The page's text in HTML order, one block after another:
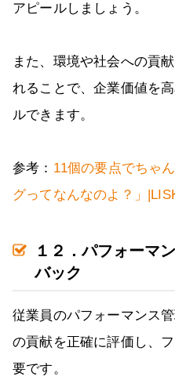
アピールしましょう。
また、環境や社会への貢
れることで、企業価値を
ルできます。
参考： 11個の要点でちゃ
グってなんなのよ？」
１２．パフォーマ
バック
従業員のパフォーマンス
の貢献を正確に評価し、
要です。